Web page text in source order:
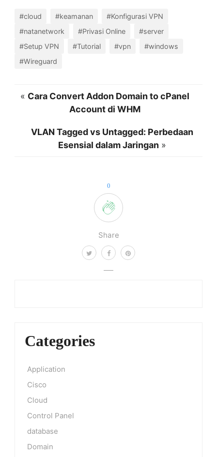
0
Share
#cloud #keamanan
#Konfigurasi VPN
#natanetwork
#Privasi Online
#server
#Setup VPN
#Tutorial #vpn
#windows
#Wireguard
« Cara Convert Addon Domain to cPanel
Account di WHM
VLAN Tagged vs Untagged: Perbedaan
Esensial dalam Jaringan »
Categories
Application
Cisco
Cloud
Control Panel
database
Domain